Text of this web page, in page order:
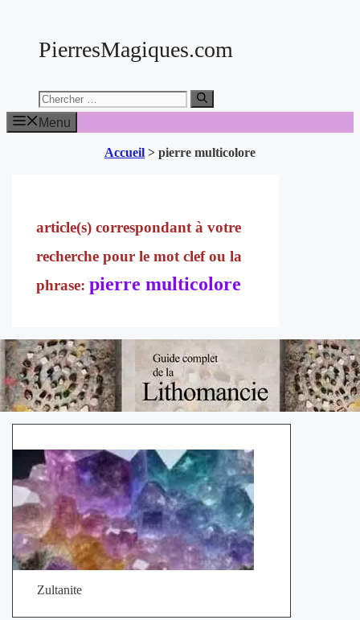
contenuPierresMagiques.com
Chercher:
Menu
Accueil > pierre multicolore
pierre multicolore
Zultanite